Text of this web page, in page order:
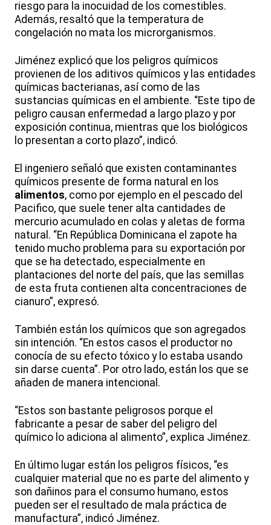
riesgo para la inocuidad de los comestibles.
Además, resaltó que la temperatura de
congelación no mata los microrganismos.
Jiménez explicó que los peligros químicos
provienen de los aditivos químicos y las entidades
químicas bacterianas, así como de las
sustancias químicas en el ambiente. “Este tipo de
peligro causan enfermedad a largo plazo y por
exposición continua, mientras que los biológicos
lo presentan a corto plazo”, indicó.
El ingeniero señaló que existen contaminantes
químicos presente de forma natural en los
alimentos, como por ejemplo en el pescado del
Pacifico, que suele tener alta cantidades de
mercurio acumulado en colas y aletas de forma
natural. “En República Dominicana el zapote ha
tenido mucho problema para su exportación por
que se ha detectado, especialmente en
plantaciones del norte del país, que las semillas
de esta fruta contienen alta concentraciones de
cianuro”, expresó.
También están los químicos que son agregados
sin intención. “En estos casos el productor no
conocía de su efecto tóxico y lo estaba usando
sin darse cuenta”. Por otro lado, están los que se
añaden de manera intencional.
“Estos son bastante peligrosos porque el
fabricante a pesar de saber del peligro del
químico lo adiciona al alimento”, explica Jiménez.
En último lugar están los peligros físicos, “es
cualquier material que no es parte del alimento y
son dañinos para el consumo humano, estos
pueden ser el resultado de mala práctica de
manufactura”, indicó Jiménez.